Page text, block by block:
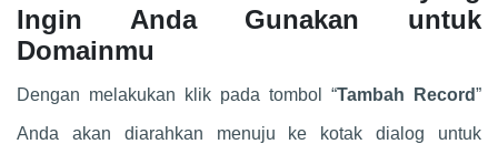
Ingin Anda Gunakan untuk
Domainmu
Dengan melakukan klik pada tombol “Tambah Record”
Anda akan diarahkan menuju ke kotak dialog untuk